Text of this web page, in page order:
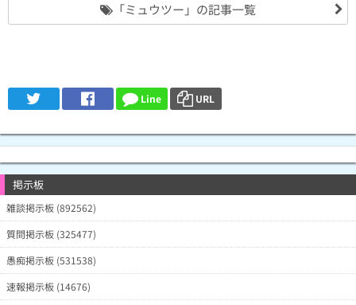
「ミュウツー」の記事一覧
Line URL
掲示板
雑談掲示板 (892562)
質問掲示板 (325477)
愚痴掲示板 (531538)
速報掲示板 (14676)